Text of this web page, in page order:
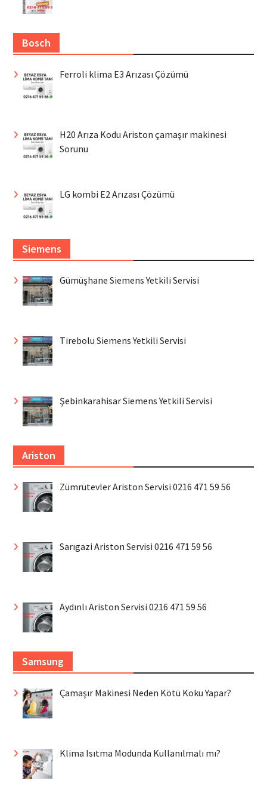
Bosch
Ferroli klima E3 Arızası Çözümü
H20 Arıza Kodu Ariston çamaşır makinesi
Sorunu
LG kombi E2 Arızası Çözümü
Siemens
Gümüşhane Siemens Yetkili Servisi
Tirebolu Siemens Yetkili Servisi
Şebinkarahisar Siemens Yetkili Servisi
Ariston
Zümrütevler Ariston Servisi 0216 471 59 56
Sarıgazi Ariston Servisi 0216 471 59 56
Aydınlı Ariston Servisi 0216 471 59 56
Samsung
Çamaşır Makinesi Neden Kötü Koku Yapar?
Klima Isıtma Modunda Kullanılmalı mı?